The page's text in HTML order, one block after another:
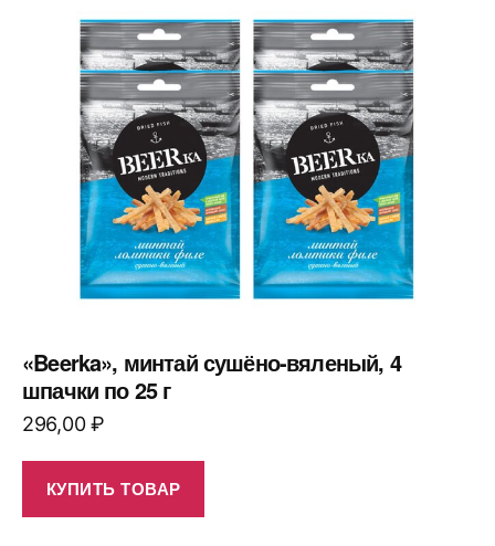
«Beerka», минтай сушёно-вяленый, 4
шпачки по 25 г
296,00₽
КУПИТЬ ТОВАР